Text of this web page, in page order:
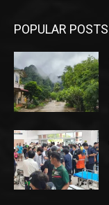
POPULAR POSTS